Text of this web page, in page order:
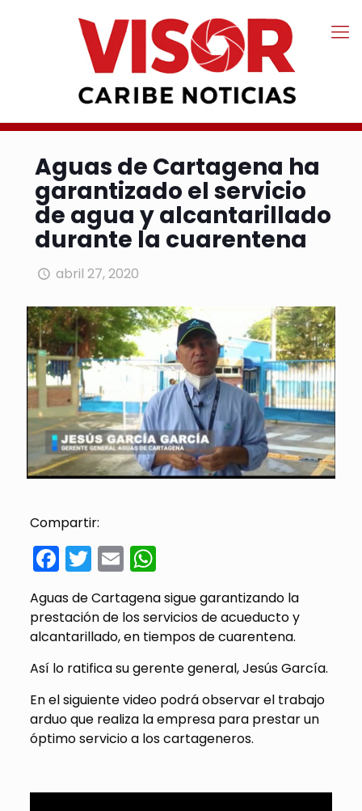
Aguas de Cartagena ha
garantizado el servicio
de agua y alcantarillado
durante la cuarentena
abril 27, 2020
Compartir:
Facebook
Twitter
EmailWhatsApp
Aguas de Cartagena sigue garantizando la
prestación de los servicios de acueducto y
alcantarillado, en tiempos de cuarentena.
Así lo ratifica su gerente general, Jesús García.
En el siguiente video podrá observar el trabajo
arduo que realiza la empresa para prestar un
óptimo servicio a los cartageneros.